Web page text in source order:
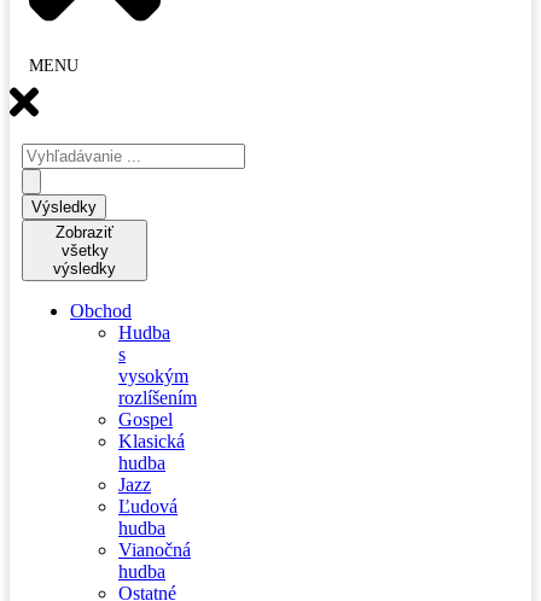
MENU
Search
...
Výsledky
Zobraziť
všetky
výsledky
Obchod
Hudba
s
vysokým
rozlíšením
Gospel
Klasická
hudba
Jazz
Ľudová
hudba
Vianočná
hudba
Ostatné